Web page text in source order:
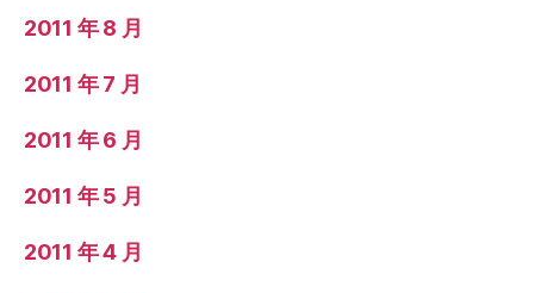
2011 年 8 月
2011 年 7 月
2011 年 6 月
2011 年 5 月
2011 年 4 月